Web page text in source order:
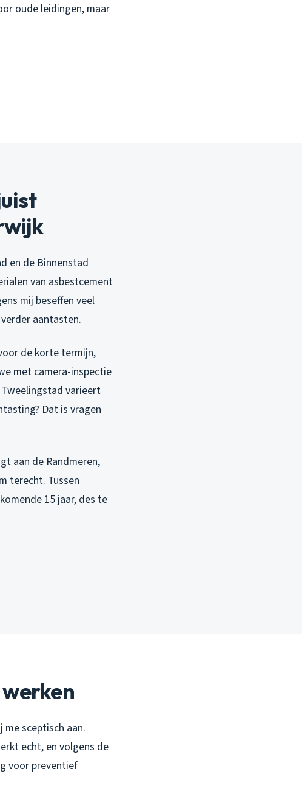
oude leidingen, maar
en de Binnenstad
van asbestcement
mij beseffen veel
aantasten.
de korte termijn,
met camera-inspectie
Tweelingstad varieert
Dat is vragen
aan de Randmeren,
terecht. Tussen
15 jaar, des te
sceptisch aan.
echt, en volgens de
voor preventief